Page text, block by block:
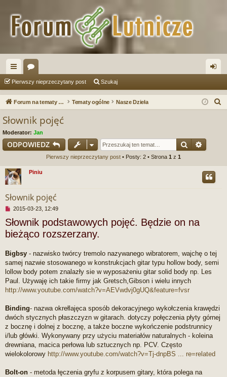
ię
ce
or
a og
Pierwszy nieprzeczytany post Szukaj
Forum na tematy budowy instrumentów Tematy ogólne Nasze Dzieła
Słownik pojęć
Moderator: Jan
ODPOWIEDZ Szukaj
Pierwszy nieprzeczytany post • Posty: 2 • Strona 1 z 1
Piniu
Słownik pojęć
N
e
p
r
e
c
z
t
a
y
s
t
2015-03-23, 12:49
Słownik podstawowych pojęć. Będzie on na
bieżąco rozszerzany.
Bigbsy - nazwisko twórcy tremolo nazywanego wibratorem, wajchę o tej
samej nazwie stosowanego w konstrukcjach gitar typu hollow body, semi
lollow body potem znalazły sie w wyposażeniu gitar solid body np. Les
Paul. Używaję ich takie firmy jak Gretsch,Gibson i wielu innych
http://www.youtube.com/watch?v=AEVwdvj0gUQ&feature=fvsr
Binding- nazwa okrełlajęca sposób dekoracyjnego wykołczenia krawędzi
dwóch stycznych płaszczyzn w gitarach. dotyczy połęczenia płyty górnej
z bocznę i dolnej z bocznę, a także boczne wykończenie podstrunnicy
i/lub główki. Wykonywany przy użyciu materiałów naturalnych - koleina
drewniana, macica perłowa lub sztucznych np. PCV. Często
wielokolorowy http://www.youtube.com/watch?v=Tj-dnpBS ... re=related
Bolt-on - metoda łęczenia gryfu z korpusem gitary, która polega na